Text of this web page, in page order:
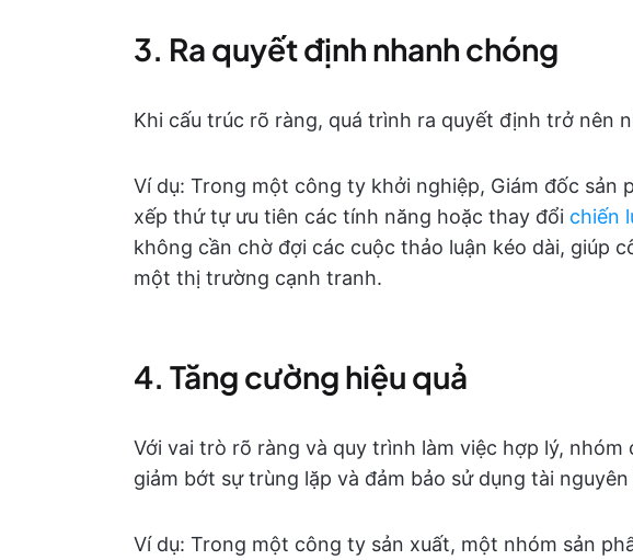
3. Ra quyết định nhanh chóng
Khi cấu trúc rõ ràng, quá trình ra quyết định trở nên
Ví dụ: Trong một công ty khởi nghiệp, Giám đốc sản
xếp thứ tự ưu tiên các tính năng hoặc thay đổi chiến
không cần chờ đợi các cuộc thảo luận kéo dài, giúp
một thị trường cạnh tranh.
4. Tăng cường hiệu quả
Với vai trò rõ ràng và quy trình làm việc hợp lý, nhóm
giảm bớt sự trùng lặp và đảm bảo sử dụng tài nguyên
Ví dụ: Trong một công ty sản xuất, một nhóm sản